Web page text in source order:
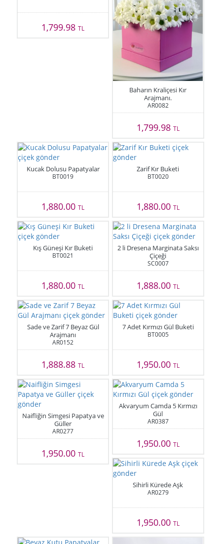
1,799.98TL
Baharın Kraliçesi Kır
Arajmanı.
AR0082
1,799.98 TL
Kucak Dolusu Papatyalar
BT0019
1,880.00TL
Zarif Kır Buketi
BT0020
1,880.00 TL
Kış Güneşi Kır Buketi
BT0021
1,880.00TL
2 li Dresena Marginata Saksı
Çiçeği
SC0007
1,888.00 TL
Sade ve Zarif 7 Beyaz Gül
Arajmanı
AR0152
1,888.88TL
7 Adet Kırmızı Gül Buketi
BT0005
1,950.00 TL
Naifliğin Simgesi Papatya ve
Güller
AR0277
1,950.00TL
Akvaryum Camda 5 Kırmızı
Gül
AR0387
1,950.00 TL
Sihirli Kürede Aşk
AR0279
1,950.00 TL